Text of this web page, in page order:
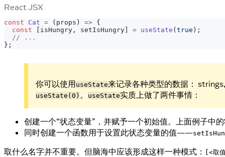
React JSX
const Cat = ( props ) => {
const
[ isHungry , setIsHungry] = useState (true ) ;
// ...
} ;
你可以使用useState来记录各种类型的数据：
useState(0) 。 useState实质上做了两件事情：
创建一个“状态变量”，并赋予一个初始值。上面例子中
同时创建一个函数用于设置此状态变量的值——
取什么名字并不重要。但脑海中应该形成这样一种模式： [<取